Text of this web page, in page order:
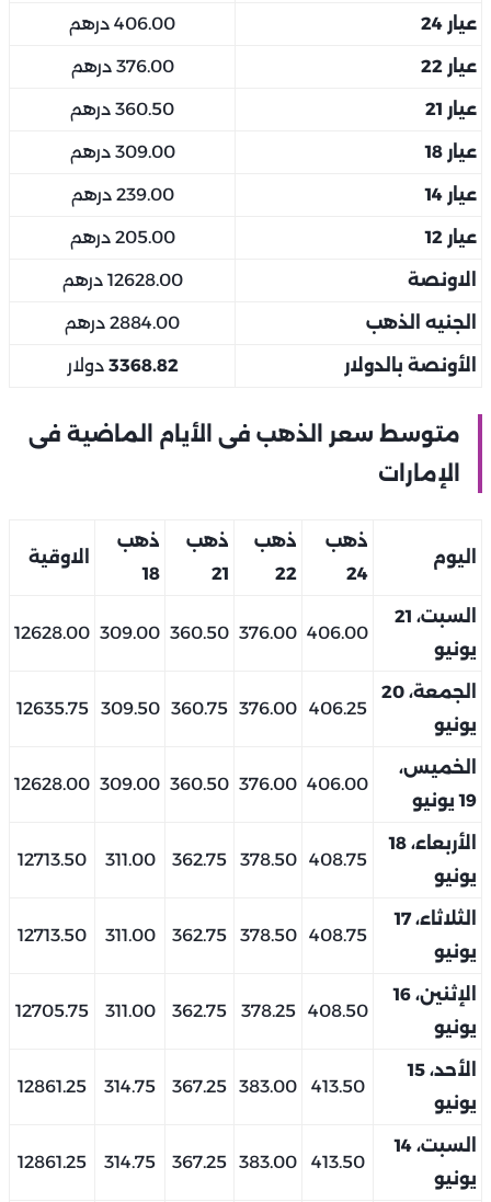
عيار 24 406.00 درهم
عيار 22 376.00 درهم
عيار 21 360.50 درهم
عيار 18 309.00 درهم
عيار 14 239.00 درهم
عيار 12 205.00 درهم
الاونصة 12628.00 درهم
الجنيه الذهب 2884.00 درهم
الأونصة بالدولار 3368.82 دولار
متوسط سعر الذهب فى الأيام الماضية فى
الإمارات
اليوم
ذهب
24
ذهب
22
ذهب
21
ذهب
18
الاوقية
السبت، 21
يونيو
406.00
376.00
360.50
309.00
12628.00
الجمعة، 20
يونيو
406.25
376.00
360.75
309.50
12635.75
الخميس،
19 يونيو
406.00
376.00
360.50
309.00
12628.00
الأربعاء، 18
يونيو
408.75
378.50
362.75
311.00
12713.50
الثلاثاء، 17
يونيو
408.75
378.50
362.75
311.00
12713.50
الإثنين، 16
يونيو
408.50
378.25
362.75
311.00
12705.75
الأحد، 15
يونيو
413.50
383.00
367.25
314.75
12861.25
السبت، 14
يونيو
413.50
383.00
367.25
314.75
12861.25